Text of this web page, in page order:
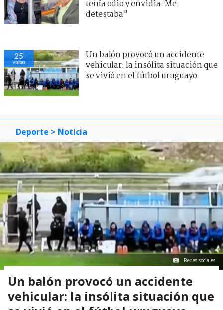
tenía odio y envidia. Me
detestaba"
25
visitas
Un balón provocó un accidente
vehicular: la insólita situación que
se vivió en el fútbol uruguayo
Deporte > Noticia
Redes sociales
Un balón provocó un accidente
vehicular: la insólita situación que